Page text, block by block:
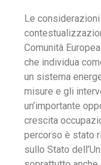
Le
Comunità
che individua
un sistema
misure e gli
un’importante
crescita
percorso è stato
sullo Stato